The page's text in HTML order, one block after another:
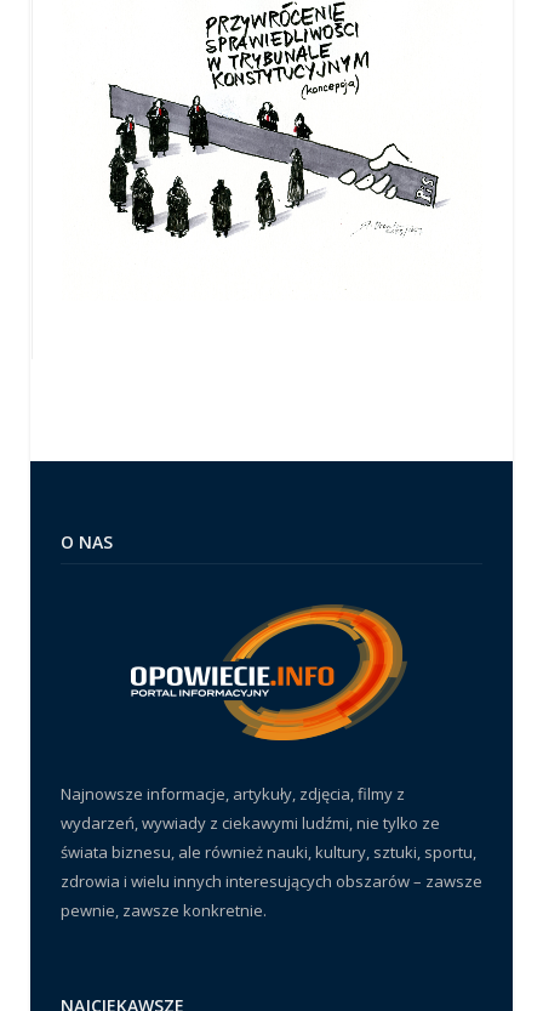
O NAS
Najnowsze informacje, artykuły, zdjęcia, filmy z
wydarzeń, wywiady z ciekawymi ludźmi, nie tylko ze
świata biznesu, ale również nauki, kultury, sztuki, sportu,
zdrowia i wielu innych interesujących obszarów – zawsze
pewnie, zawsze konkretnie.
NAJCIEKAWSZE